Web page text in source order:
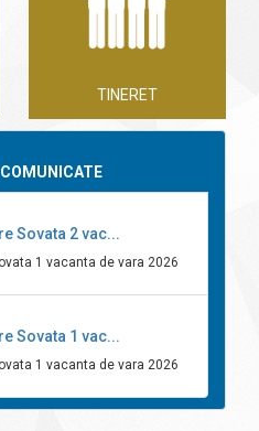
TINERET
Sovata 2 vac...
1 vacanta de vara 2026
Sovata 1 vac...
1 vacanta de vara 2026